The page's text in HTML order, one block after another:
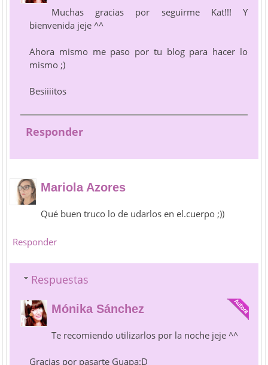
Muchas gracias por seguirme Kat!!! Y
bienvenida jeje ^^
Ahora mismo me paso por tu blog para hacer lo
mismo ;)
Besiiiitos
Responder
Mariola Azores
Qué buen truco lo de udarlos en el.cuerpo ;))
Responder
Respuestas
Mónika Sánchez
Te recomiendo utilizarlos por la noche jeje ^^
Gracias por pasarte Guapa:D